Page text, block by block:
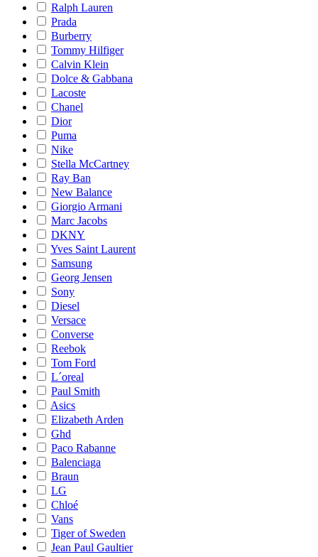
Ralph Lauren
Prada
Burberry
Tommy Hilfiger
Calvin Klein
Dolce & Gabbana
Lacoste
Chanel
Dior
Puma
Nike
Stella McCartney
Ray Ban
New Balance
Giorgio Armani
Marc Jacobs
DKNY
Yves Saint Laurent
Samsung
Georg Jensen
Sony
Diesel
Versace
Converse
Reebok
Tom Ford
L´oreal
Paul Smith
Asics
Elizabeth Arden
Ghd
Paco Rabanne
Balenciaga
Braun
LG
Chloé
Vans
Tiger of Sweden
Jean Paul Gaultier